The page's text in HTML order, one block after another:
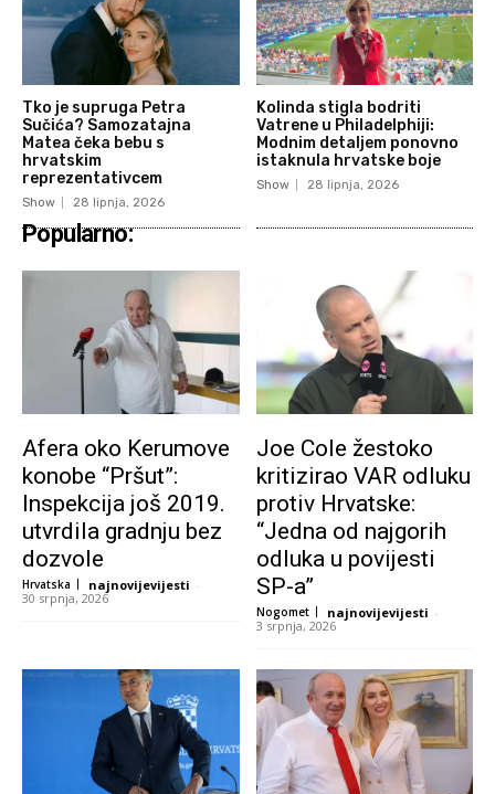
Tko je supruga Petra
Sučića? Samozatajna
Matea čeka bebu s
hrvatskim
reprezentativcem
Show 28 lipnja, 2026
Kolinda stigla bodriti
Vatrene u Philadelphiji:
Modnim detaljem ponovno
istaknula hrvatske boje
Show 28 lipnja, 2026
Popularno:
Afera oko Kerumove
konobe “Pršut”:
Inspekcija još 2019.
utvrdila gradnju bez
dozvole
Hrvatska najnovijevijesti -
30 srpnja, 2026
Joe Cole žestoko
kritizirao VAR odluku
protiv Hrvatske:
“Jedna od najgorih
odluka u povijesti
SP-a”
Nogomet najnovijevijesti -
3 srpnja, 2026